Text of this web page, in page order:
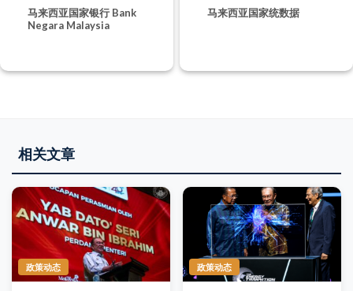
马来西亚国家银行 Bank
Negara Malaysia
马来西亚国家统数据
相关文章
政策动态 政策动态